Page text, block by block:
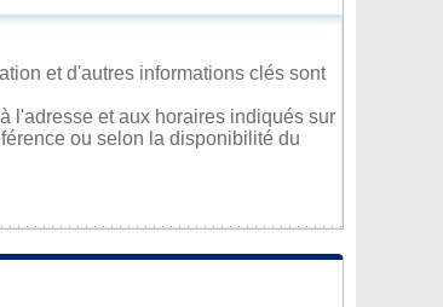
et d'autres informations clés sont
l'adresse et aux horaires indiqués sur
ou selon la disponibilité du